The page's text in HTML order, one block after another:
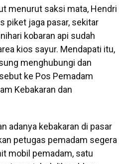
menurut saksi mata, Hendri
piket jaga pasar, sekitar
kobaran api sudah
kios sayur. Mendapati itu,
menghubungi dan
ke Pos Pemadam
Kebakaran dan
adanya kebakaran di pasar
petugas pemadam segera
mobil pemadam, satu